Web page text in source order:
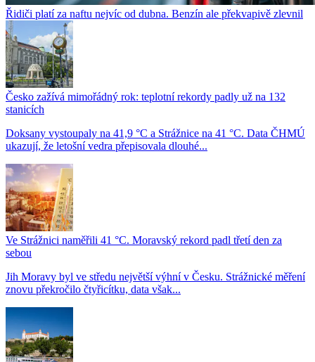
Řidiči platí za naftu nejvíc od dubna. Benzín ale překvapivě zlevnil
Česko zažívá mimořádný rok: teplotní rekordy padly už na 132
stanicích
Doksany vystoupaly na 41,9 °C a Strážnice na 41 °C. Data ČHMÚ
ukazují, že letošní vedra přepisovala dlouhé...
Ve Strážnici naměřili 41 °C. Moravský rekord padl třetí den za
sebou
Jih Moravy byl ve středu největší výhní v Česku. Strážnické měření
znovu překročilo čtyřicítku, data však...